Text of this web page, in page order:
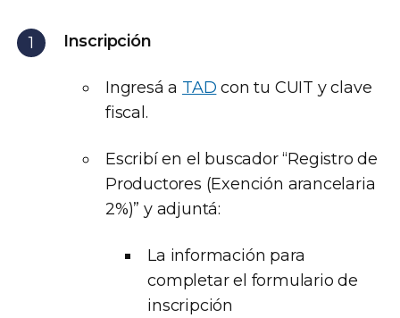
Inscripción
Ingresá a TAD con tu CUIT y clave
fiscal.
Escribí en el buscador “Registro de
Productores (Exención arancelaria
2%)” y adjuntá:
La información para
completar el formulario de
inscripción